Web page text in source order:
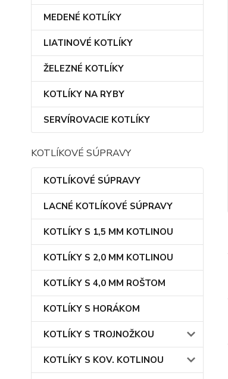
MEDENÉ KOTLÍKY
LIATINOVÉ KOTLÍKY
ŽELEZNÉ KOTLÍKY
KOTLÍKY NA RYBY
SERVÍROVACIE KOTLÍKY
KOTLÍKOVÉ SÚPRAVY
KOTLÍKOVÉ SÚPRAVY
LACNÉ KOTLÍKOVÉ SÚPRAVY
KOTLÍKY S 1,5 MM KOTLINOU
KOTLÍKY S 2,0 MM KOTLINOU
KOTLÍKY S 4,0 MM ROŠTOM
KOTLÍKY S HORÁKOM
KOTLÍKY S TROJNOŽKOU
KOTLÍKY S KOV. KOTLINOU